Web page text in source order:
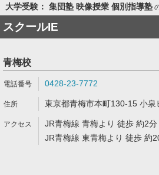
大学受験： 集団塾 映像授業 個別指導塾
スクールIE
青梅校
0428-23-7772
東京都青梅市本町130-15 小泉
JR青梅線 青梅より 徒歩 約2分
JR青梅線 東青梅より 徒歩 約